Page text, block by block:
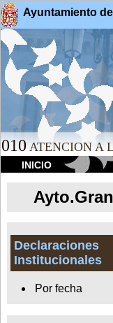
Ayuntamiento
010 ATENCION A
INICIO
Declaraciones
Institucionales
Por fecha